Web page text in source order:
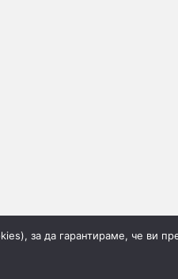
за да гарантираме, че ви